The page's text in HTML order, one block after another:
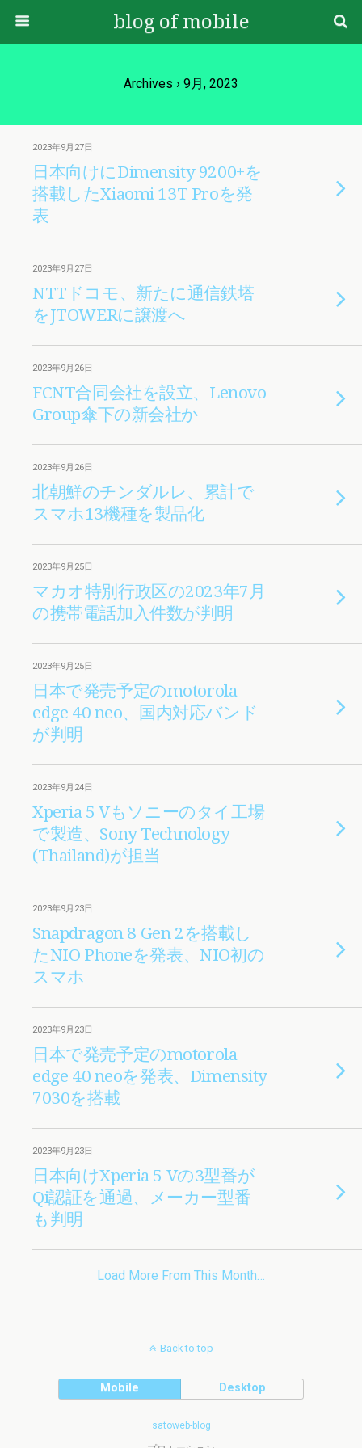
blog of mobile
Archives › 9月, 2023
2023年9月27日
日本向けにDimensity 9200+を
搭載したXiaomi 13T Proを発
表
2023年9月27日
NTTドコモ、新たに通信鉄塔
をJTOWERに譲渡へ
2023年9月26日
FCNT合同会社を設立、Lenovo
Group傘下の新会社か
2023年9月26日
北朝鮮のチンダルレ、累計で
スマホ13機種を製品化
2023年9月25日
マカオ特別行政区の2023年7月
の携帯電話加入件数が判明
2023年9月25日
日本で発売予定のmotorola
edge 40 neo、国内対応バンド
が判明
2023年9月24日
Xperia 5 Vもソニーのタイ工場
で製造、Sony Technology
(Thailand)が担当
2023年9月23日
Snapdragon 8 Gen 2を搭載し
たNIO Phoneを発表、NIO初の
スマホ
2023年9月23日
日本で発売予定のmotorola
edge 40 neoを発表、Dimensity
7030を搭載
2023年9月23日
日本向けXperia 5 Vの3型番が
Qi認証を通過、メーカー型番
も判明
Load More From This Month…
Back to top
Mobile Desktop
satoweb-blog